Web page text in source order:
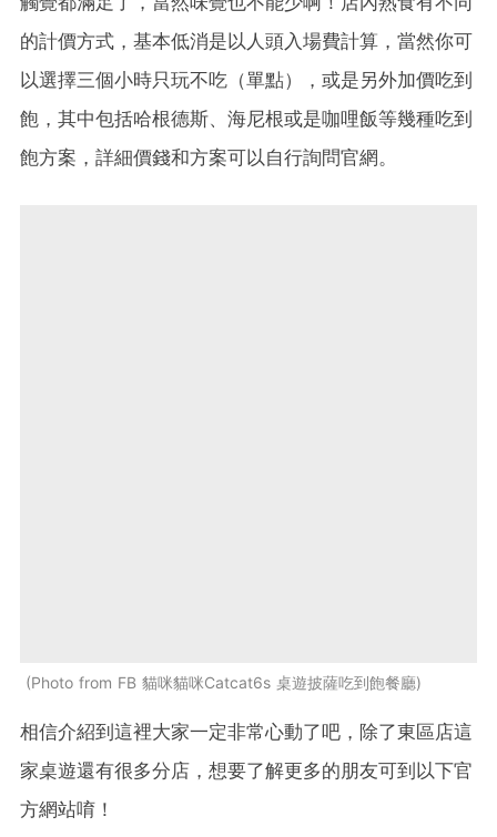
的計價方式，基本低消是以人頭入場費計算，當然你可
以選擇三個小時只玩不吃（單點），或是另外加價吃到
飽，其中包括哈根德斯、海尼根或是咖哩飯等幾種吃到
飽方案，詳細價錢和方案可以自行詢問官網。
Photo from FB 貓咪貓咪Catcat6s 桌遊披薩吃到飽餐廳
相信介紹到這裡大家一定非常心動了吧，除了東區店這
家桌遊還有很多分店，想要了解更多的朋友可到以下官
方網站唷！